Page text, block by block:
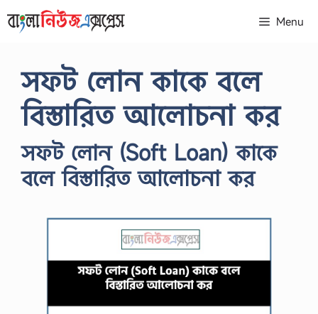
to
Menu
সফট লোন কাকে বলে
বিস্তারিত আলোচনা কর
সফট লোন (Soft Loan) কাকে
বলে বিস্তারিত আলোচনা কর